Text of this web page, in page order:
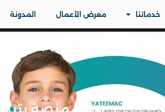
خدماتنا معرض الأعمال المدونة
هوية منصة يتيم